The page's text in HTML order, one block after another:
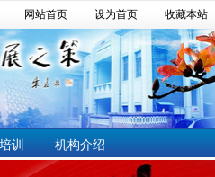
网站首页 设为首页 收藏本站
训 机构介绍